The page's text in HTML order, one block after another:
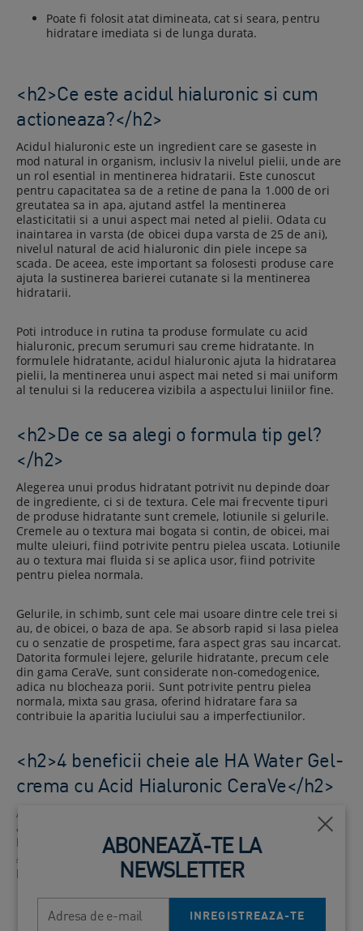
Poate fi folosit atat dimineata, cat si seara, pentru
hidratare imediata si de lunga durata.
<h2>Ce este acidul hialuronic si cum
actioneaza?</h2>
Acidul hialuronic este un ingredient care se gaseste in
mod natural in organism, inclusiv la nivelul pielii, unde are
un rol esential in mentinerea hidratarii. Este cunoscut
pentru capacitatea sa de a retine de pana la 1.000 de ori
greutatea sa in apa, ajutand astfel la mentinerea
elasticitatii si a unui aspect mai neted al pielii. Odata cu
inaintarea in varsta (de obicei dupa varsta de 25 de ani),
nivelul natural de acid hialuronic din piele incepe sa
scada. De aceea, este important sa folosesti produse care
ajuta la sustinerea barierei cutanate si la mentinerea
hidratarii.
Poti introduce in rutina ta produse formulate cu acid
hialuronic, precum serumuri sau creme hidratante. In
formulele hidratante, acidul hialuronic ajuta la hidratarea
pielii, la mentinerea unui aspect mai neted si mai uniform
al tenului si la reducerea vizibila a aspectului liniilor fine.
<h2>De ce sa alegi o formula tip gel?
</h2>
Alegerea unui produs hidratant potrivit nu depinde doar
de ingrediente, ci si de textura. Cele mai frecvente tipuri
de produse hidratante sunt cremele, lotiunile si gelurile.
Cremele au o textura mai bogata si contin, de obicei, mai
multe uleiuri, fiind potrivite pentru pielea uscata. Lotiunile
au o textura mai fluida si se aplica usor, fiind potrivite
pentru pielea normala.
Gelurile, in schimb, sunt cele mai usoare dintre cele trei si
au, de obicei, o baza de apa. Se absorb rapid si lasa pielea
cu o senzatie de prospetime, fara aspect gras sau incarcat.
Datorita formulei lejere, gelurile hidratante, precum cele
din gama CeraVe, sunt considerate non-comedogenice,
adica nu blocheaza porii. Sunt potrivite pentru pielea
normala, mixta sau grasa, oferind hidratare fara sa
contribuie la aparitia luciului sau a imperfectiunilor.
<h2>4 beneficii cheie ale HA Water Gel-
crema cu Acid Hialuronic​ CeraVe</h2>
Acum ca stii ce diferentiaza gelurile hidratante pe baza de
apa si cum contribuie acidul hialuronic la mentinerea
hidratarii pielii, descopera mai jos
HA Water Gel-crema cu
Acid Hialuronic CeraVesi beneficiile pe care le poate oferi
pielii tale.
Hidratare intensa
ABONEAZĂ-TE LA
NEWSLETTER
INREGISTREAZA-TE